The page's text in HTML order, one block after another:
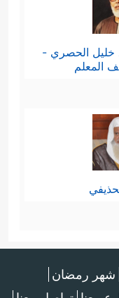
خليل الحصري -
المعلم
شهر رمضان